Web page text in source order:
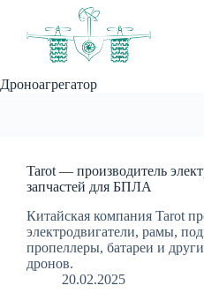
Дроноагрегатор
Tarot — производитель
запчастей для БПЛА
Китайская компания Tarot
электродвигатели, рамы,
пропеллеры, батареи и
дронов.
20.02.2025